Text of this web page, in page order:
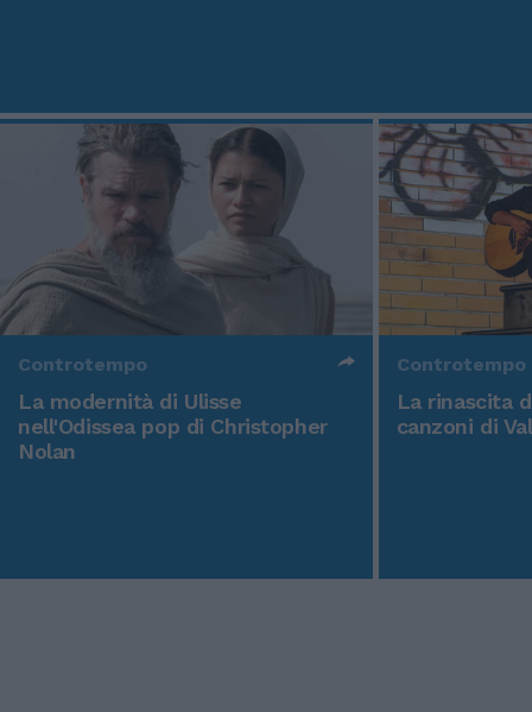
Controtempo
La modernità di Ulisse
nell'Odissea pop di Christopher
Nolan
Controtempo
La rinascita
canzoni di